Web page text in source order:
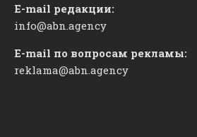
E-mail редакции:
info@abn.agency
E-mail по вопросам рекламы:
reklama@abn.agency